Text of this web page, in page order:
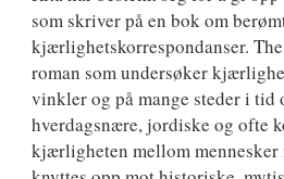
som skriver på en bok om
kjærlighetskorrespondanser.
roman som undersøker
vinkler og på mange steder i tid
hverdagsnære, jordiske og ofte
kjærligheten mellom